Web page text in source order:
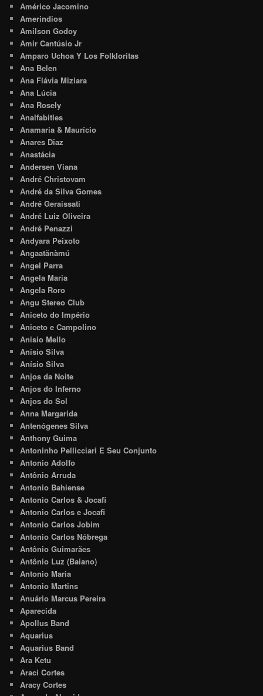
Américo Jacomino
Amerindios
Amilson Godoy
Amir Cantúsio Jr
Amparo Uchoa Y Los Folkloritas
Ana Belen
Ana Flávia Miziara
Ana Lúcia
Ana Rosely
Analfabitles
Anamaria & Maurício
Anares Diaz
Anastácia
Andersen Viana
André Christovam
André da Silva Gomes
André Geraissati
André Luiz Oliveira
André Penazzi
Andyara Peixoto
Angaatãnàmú
Angel Parra
Angela Maria
Angela Roro
Angu Stereo Club
Aniceto do Império
Aniceto e Campolino
Anisio Mello
Anisio Silva
Anísio Silva
Anjos da Noite
Anjos do Inferno
Anjos do Sol
Anna Margarida
Antenógenes Silva
Anthony Guima
Antoninho Pellicciari E Seu Conjunto
Antonio Adolfo
Antônio Arruda
Antonio Bahiense
Antonio Carlos & Jocafi
Antonio Carlos e Jocafi
Antonio Carlos Jobim
Antonio Carlos Nóbrega
Antônio Guimarães
Antônio Luz (Baiano)
Antonio Maria
Antonio Martins
Anuário Marcus Pereira
Aparecida
Apollus Band
Aquarius
Aquarius Band
Ara Ketu
Araci Cortes
Aracy Cortes